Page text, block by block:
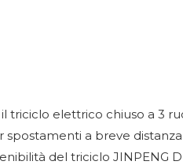
elettrico chiuso a 3
a breve
del triciclo JINPENG